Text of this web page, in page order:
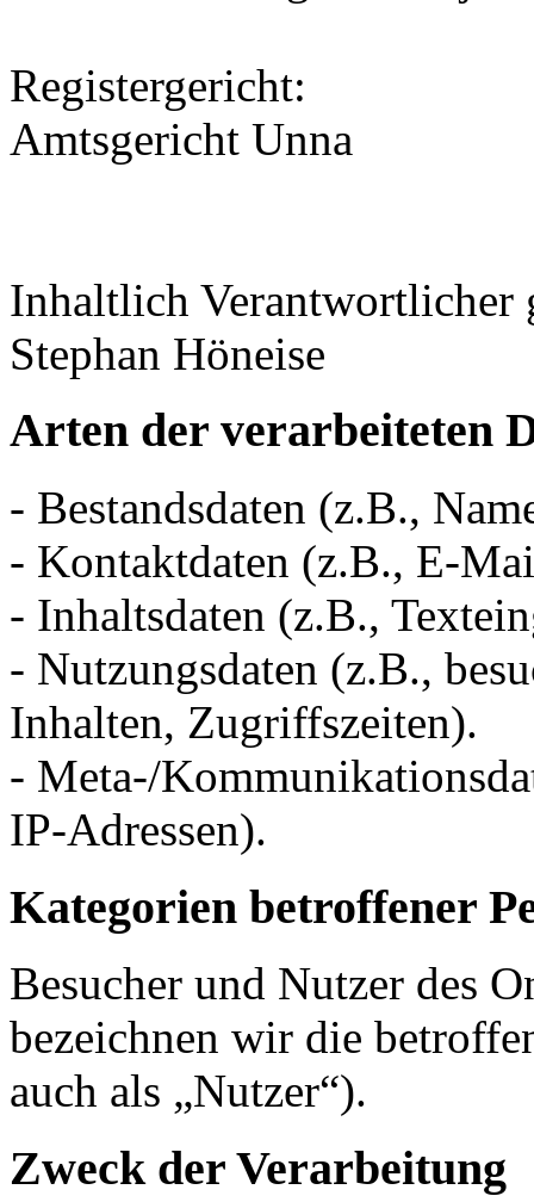
Registergericht:
Amtsgericht Unna
Inhaltlich Verantwortlicher
Stephan Höneise
Arten der verarbeiteten
- Bestandsdaten (z.B.,
- Kontaktdaten (z.B., E-
- Inhaltsdaten (z.B.,
- Nutzungsdaten (z.B.,
Inhalten, Zugriffszeiten).
- Meta-/
IP-Adressen).
Kategorien betroffener
Besucher und Nutzer des
bezeichnen wir die
auch als „Nutzer“).
Zweck der Verarbeitung